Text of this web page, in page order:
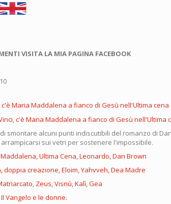
VISITA LA MIA PAGINA FACEBOOK
smontare alcuni punti indiscutibili del romanzo di
sui vetri per sostenere l'impossibile.
Ultima Cena, Leonardo, Dan Brown
doppia creazione, Eloim, Yahvveh, Dea Madre
Zeus, Visnù, Kalì, Gea
Il Vangelo e le donne.